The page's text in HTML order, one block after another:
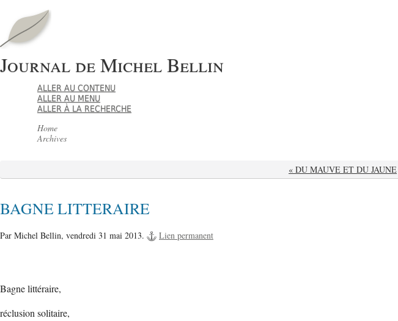
Journal de Michel Bellin
ALLER AU CONTENU
ALLER AU MENU
ALLER À LA RECHERCHE
Home
Archives
« DU MAUVE ET DU JAUNE
BAGNE LITTERAIRE
Par Michel Bellin, vendredi 31 mai 2013. Lien permanent
Bagne littéraire,
réclusion solitaire,